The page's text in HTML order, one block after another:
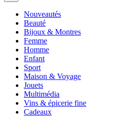
Nouveautés
Beauté
Bijoux & Montres
Femme
Homme
Enfant
Sport
Maison & Voyage
Jouets
Multimédia
Vins & épicerie fine
Cadeaux